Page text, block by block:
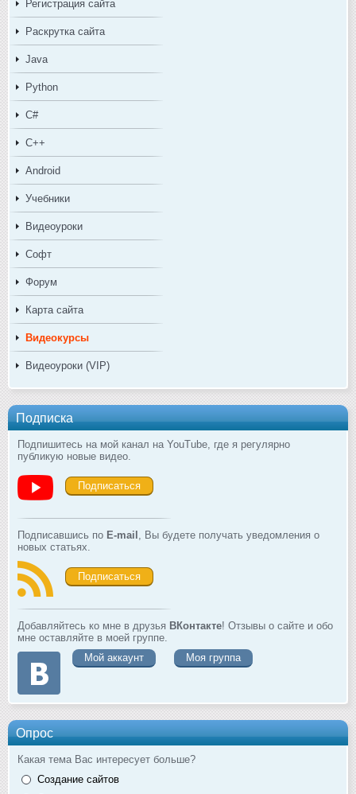
Регистрация сайта
Раскрутка сайта
Java
Python
C#
C++
Android
Учебники
Видеоуроки
Софт
Форум
Карта сайта
Видеокурсы
Видеоуроки (VIP)
Подписка
Подпишитесь на мой канал на YouTube, где я регулярно
публикую новые видео.
Подписаться
Подписавшись по E-mail
, Вы будете получать уведомления о
новых статьях.
Подписаться
Добавляйтесь ко мне в друзья ВКонтакте! Отзывы о сайте и обо
мне оставляйте в моей группе.
Мой аккаунт
Моя группа
Опрос
Какая тема Вас интересует больше?
Создание сайтов